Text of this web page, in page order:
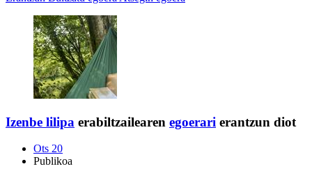
Izenbe lilipa erabiltzailearen egoerari erantzun diot
Ots 20
Publikoa